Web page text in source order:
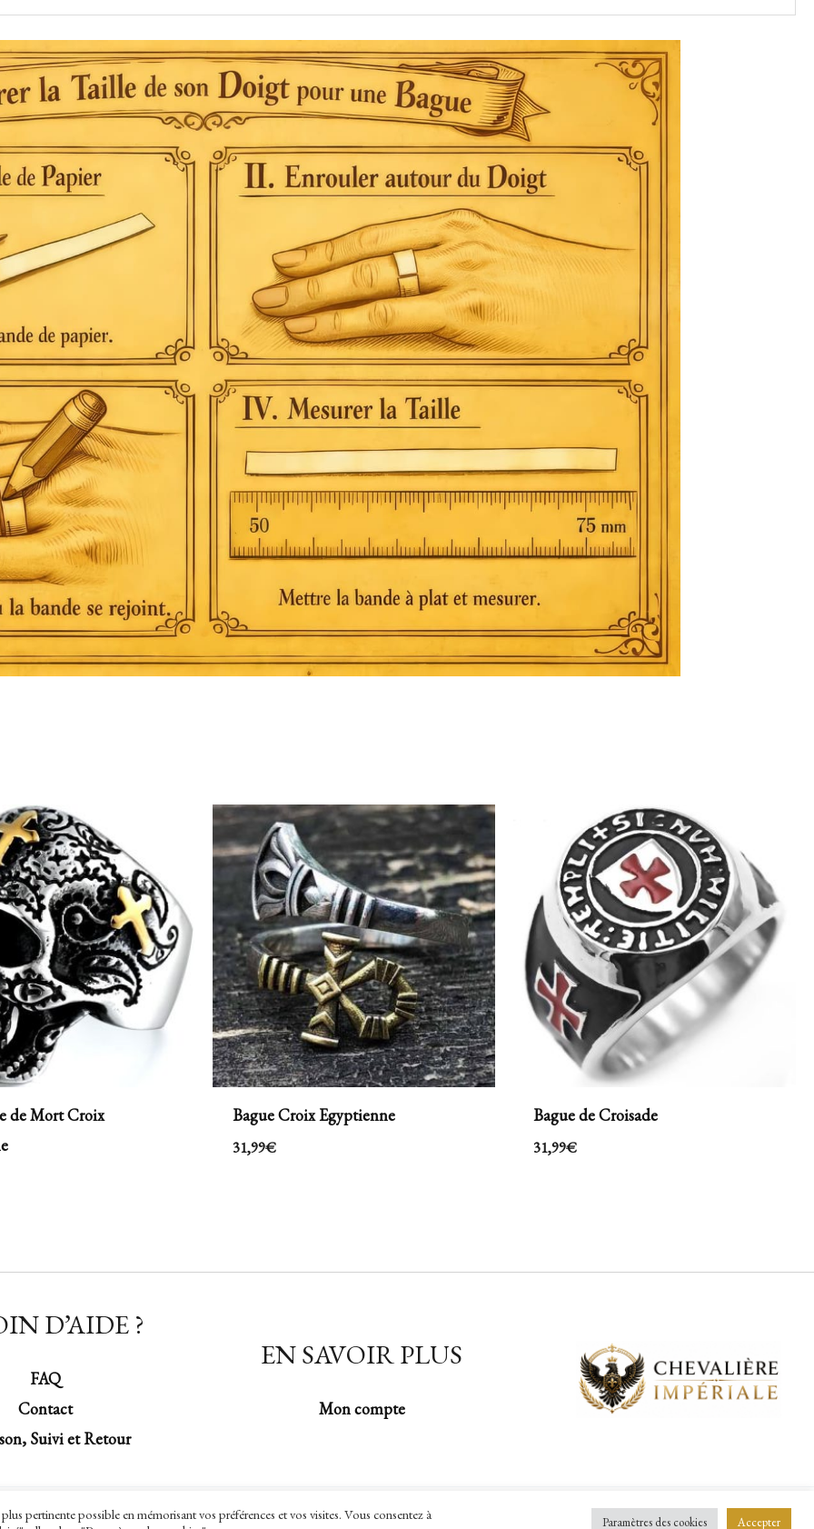
de Mort Croix
Bague Croix Egyptienne
31,99€
Bague de Croisade
31,99€
D’AIDE ?
FAQ
Contact
Suivi et Retour
EN SAVOIR PLUS
Mon compte
Copyright © 2026 Chevalière Impériale
pertinente possible en mémorisant vos préférences et vos visites. Vous consentez à
Paramètres des cookies Accepter